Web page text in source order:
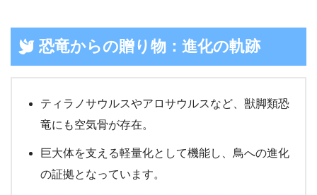
恐竜からの贈り物：進化の軌跡
ティラノサウルスやアロサウルスなど、獣脚類恐
竜にも空気骨が存在。
巨大体を支える軽量化として機能し、鳥への進化
の証拠となっています。